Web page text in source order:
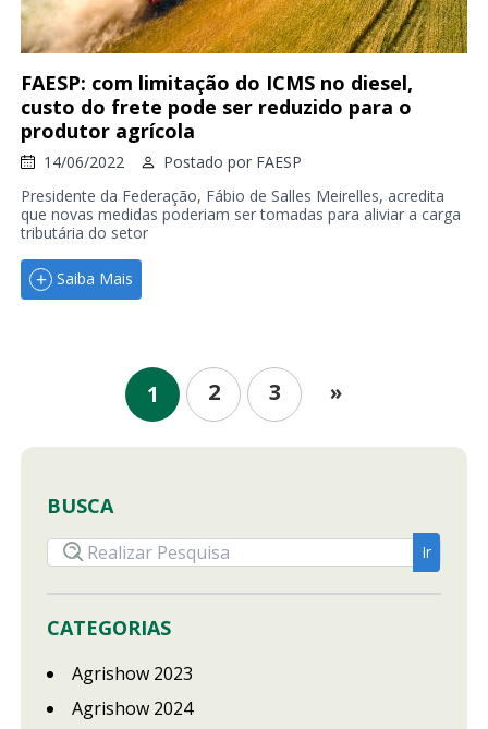
FAESP: com limitação do ICMS no diesel,
custo do frete pode ser reduzido para o
produtor agrícola
14/06/2022 Postado por FAESP
Presidente da Federação, Fábio de Salles Meirelles, acredita
que novas medidas poderiam ser tomadas para aliviar a carga
tributária do setor
Saiba Mais
1 2 3 »
BUSCA
CATEGORIAS
Agrishow 2023
Agrishow 2024